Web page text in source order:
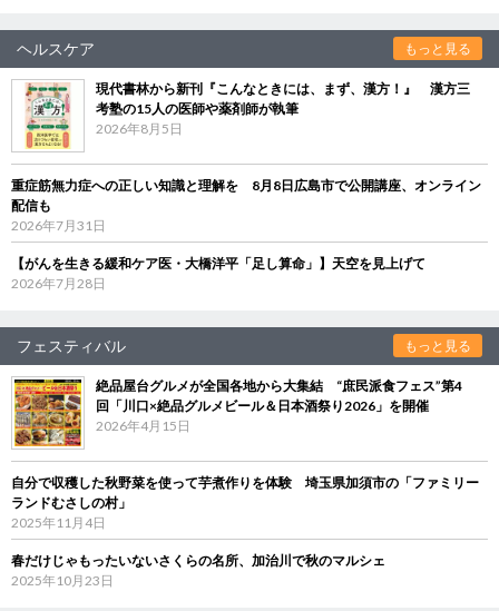
ヘルスケア もっと見る
現代書林から新刊『こんなときには、まず、漢方！』 漢方三
考塾の15人の医師や薬剤師が執筆
2026年8月5日
重症筋無力症への正しい知識と理解を 8月8日広島市で公開講座、オンライン
配信も
2026年7月31日
【がんを生きる緩和ケア医・大橋洋平「足し算命」】天空を見上げて
2026年7月28日
フェスティバル もっと見る
絶品屋台グルメが全国各地から大集結 “庶民派食フェス”第4
回「川口×絶品グルメビール＆日本酒祭り2026」を開催
2026年4月15日
自分で収穫した秋野菜を使って芋煮作りを体験 埼玉県加須市の「ファミリー
ランドむさしの村」
2025年11月4日
春だけじゃもったいないさくらの名所、加治川で秋のマルシェ
2025年10月23日